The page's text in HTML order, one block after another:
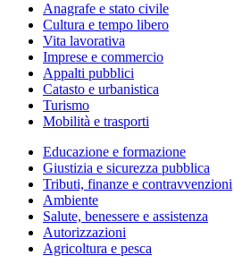
Anagrafe e stato civile
Cultura e tempo libero
Vita lavorativa
Imprese e commercio
Appalti pubblici
Catasto e urbanistica
Turismo
Mobilità e trasporti
Educazione e formazione
Giustizia e sicurezza pubblica
Tributi, finanze e contravvenzioni
Ambiente
Salute, benessere e assistenza
Autorizzazioni
Agricoltura e pesca